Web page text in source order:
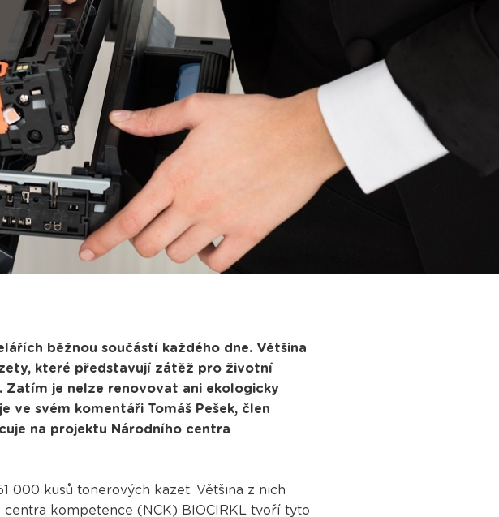
běžnou součástí každého dne. Většina
které představují zátěž pro životní
Zatím je nelze renovovat ani ekologicky
ve svém komentáři Tomáš Pešek, člen
na projektu Národního centra
000 kusů tonerových kazet. Většina z nich
kompetence (NCK) BIOCIRKL tvoří tyto